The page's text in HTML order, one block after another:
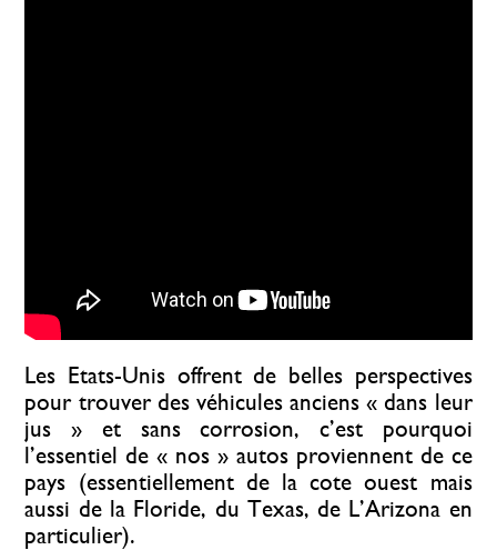
Les Etats-Unis offrent de belles perspectives
pour trouver des véhicules anciens « dans leur
jus » et sans corrosion, c’est pourquoi
l’essentiel de « nos » autos proviennent de ce
pays (essentiellement de la cote ouest mais
aussi de la Floride, du Texas, de L’Arizona en
particulier).